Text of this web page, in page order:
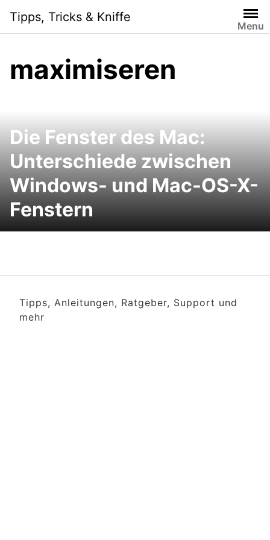
content
Tipps, Tricks & Kniffe
Menu
maximiseren
Die Fenster des Mac:
Unterschiede zwischen
Windows- und Mac-OS-X-
Fenstern
Tipps, Anleitungen, Ratgeber, Support und
mehr